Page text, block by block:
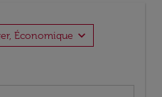
Économique expand_more